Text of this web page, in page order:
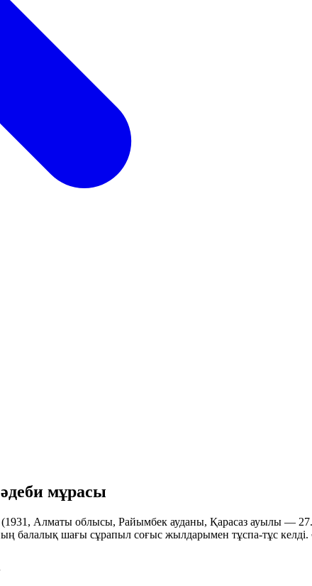
мұрасы
Алматы облысы, Райымбек ауданы, Қарасаз ауылы —
шағы сұрапыл соғыс жылдарымен тұспа-тұс келді.